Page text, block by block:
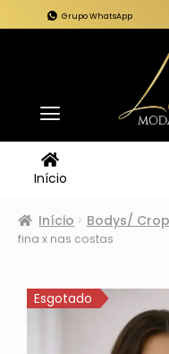
Grupo WhatsApp
Início
Início Bodys/
fina x nas costas
Esgotado